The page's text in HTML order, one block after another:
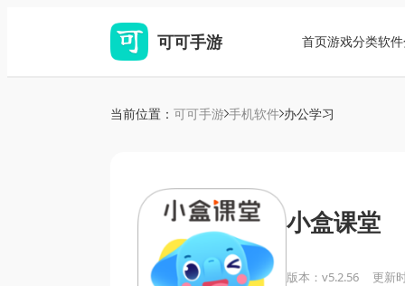
可可手游 首页游戏分类软
当前位置： 可可手游 手机软件 办公学习
小盒课堂
版本：v5.2.56 更新